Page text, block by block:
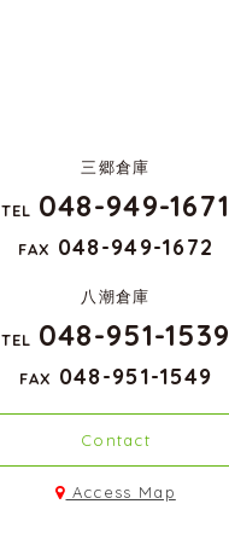
三郷倉庫
TEL 048-949-1671
FAX 048-949-1672
八潮倉庫
TEL 048-951-1539
FAX 048-951-1549
Contact
Access Map